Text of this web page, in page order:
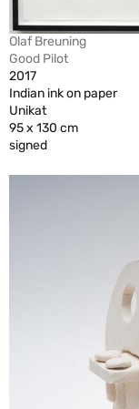
Olaf Breuning
Good Pilot
2017
Indian ink on paper
Unikat
95 x 130 cm
signed